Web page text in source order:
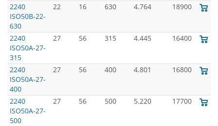
2240
ISO50B-22-
630
22 16 630 4.764 18900
2240
ISO50A-27-
315
27 56 315 4.445 16400
2240
ISO50A-27-
400
27 56 400 4.801 16800
2240
ISO50A-27-
500
27 56 500 5.220 17700